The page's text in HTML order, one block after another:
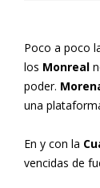
Poco a poco
los Monreal
poder.
una
En y con la
vencidas de